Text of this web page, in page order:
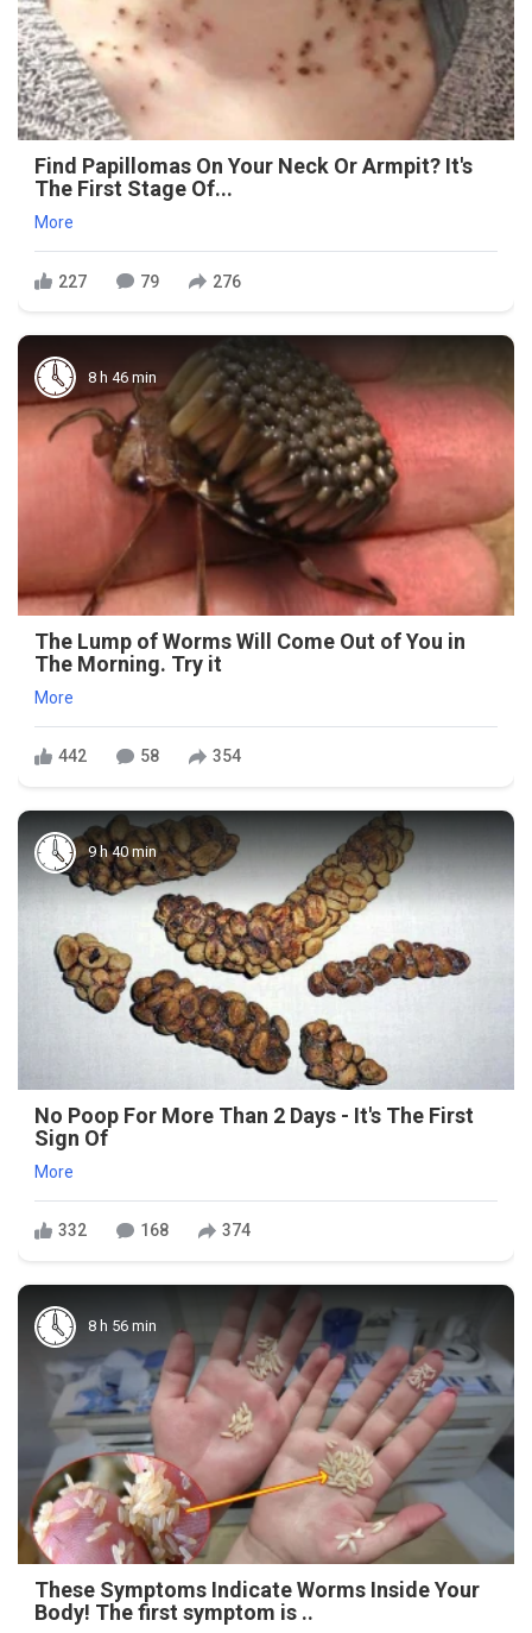
Find Papillomas On Your Neck Or Armpit? It's
The First Stage Of...
More
227 79 276
8 h 46 min
The Lump of Worms Will Come Out of You in
The Morning. Try it
More
442 58 354
9 h 40 min
No Poop For More Than 2 Days - It's The First
Sign Of
More
332 168 374
8 h 56 min
These Symptoms Indicate Worms Inside Your
Body! The first symptom is ..